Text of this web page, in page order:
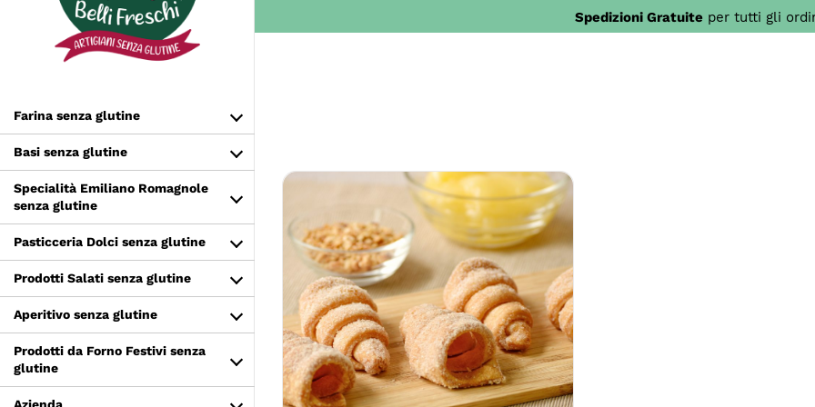
contenuto
Farina senza glutine
Basi senza glutine
Specialità Emiliano Romagnole
senza glutine
Pasticceria Dolci senza glutine
Prodotti Salati senza glutine
Aperitivo senza glutine
Prodotti da Forno Festivi senza
glutine
Azienda
Spedizioni Gratuiteper tutti gli
AGGIUNGI AL CARRELLO
/
DETTAGLI